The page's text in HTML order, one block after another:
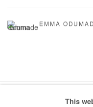
EMMA
This